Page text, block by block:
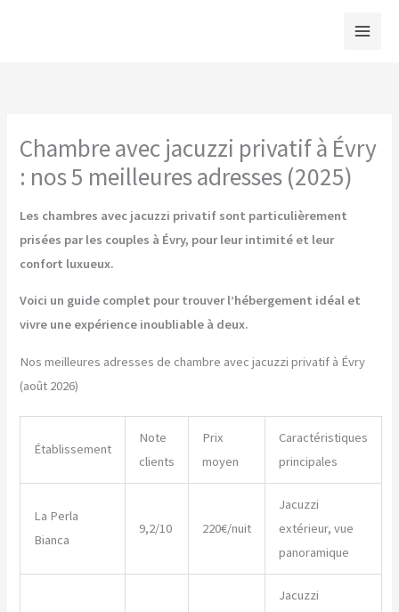
Chambre avec jacuzzi privatif à Évry
: nos 5 meilleures adresses (2025)
Les chambres avec jacuzzi privatif sont particulièrement
prisées par les couples à Évry, pour leur intimité et leur
confort luxueux.
Voici un guide complet pour trouver l’hébergement idéal et
vivre une expérience inoubliable à deux.
Nos meilleures adresses de chambre avec jacuzzi privatif à Évry
(août 2026)
Établissement
Note
clients
Prix
moyen
Caractéristiques
principales
La Perla
Bianca
9,2/10 220€/nuit
Jacuzzi
extérieur, vue
panoramique
Jacuzzi